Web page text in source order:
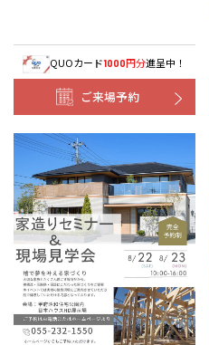
QUOカード1000円分進呈中！
ご来場予約